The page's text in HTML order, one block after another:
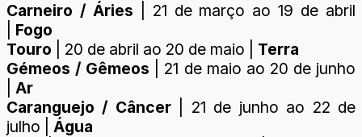
Carneiro / Áries | 21 de março ao 19 de abril
Fogo
Touro | 20 de abril ao 20 de maio | Terra
Gémeos / Gêmeos | 21 de maio ao 20 de junho
Ar
Caranguejo / Câncer| 21 de junho ao 22 de
julho | Água